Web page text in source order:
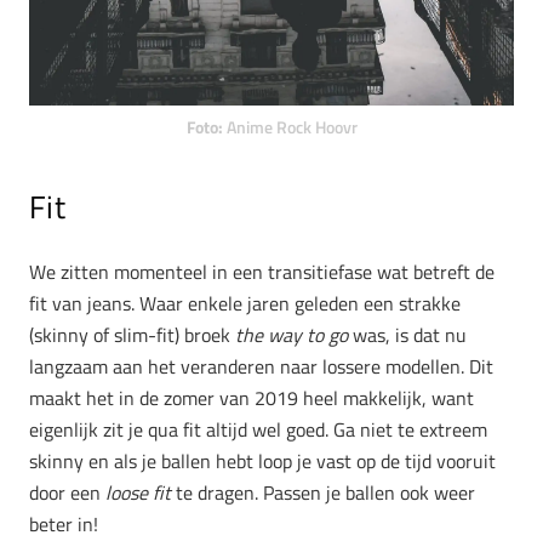
Foto: Anime Rock Hoovr
Fit
We zitten momenteel in een transitiefase wat betreft de
fit van jeans. Waar enkele jaren geleden een strakke
(skinny of slim-fit) broek the way to gowas, is dat nu
langzaam aan het veranderen naar lossere modellen. Dit
maakt het in de zomer van 2019 heel makkelijk, want
eigenlijk zit je qua fit altijd wel goed. Ga niet te extreem
skinny en als je ballen hebt loop je vast op de tijd vooruit
door een loose fitte dragen. Passen je ballen ook weer
beter in!